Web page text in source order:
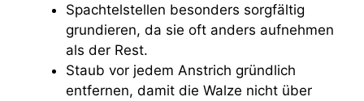
Spachtelstellen besonders sorgfältig
grundieren, da sie oft anders aufnehmen
als der Rest.
Staub vor jedem Anstrich gründlich
entfernen, damit die Walze nicht über